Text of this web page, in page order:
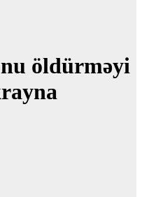
öldürməyi